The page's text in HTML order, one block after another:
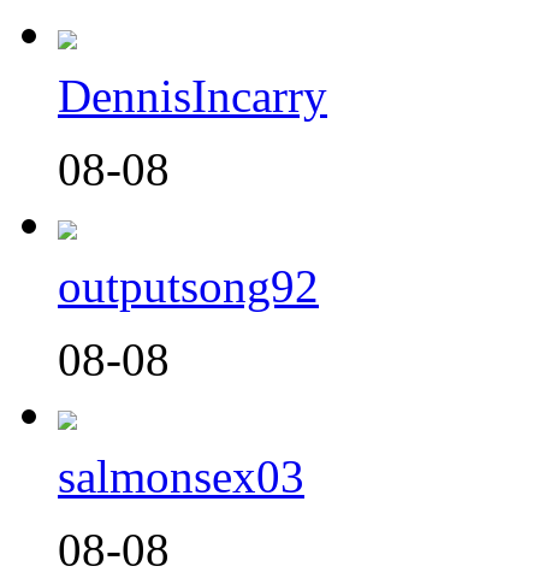
DennisIncarry
08-08
outputsong92
08-08
salmonsex03
08-08